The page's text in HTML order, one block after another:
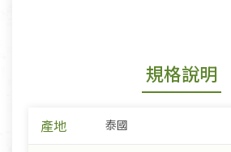
規格說明
產地 泰國